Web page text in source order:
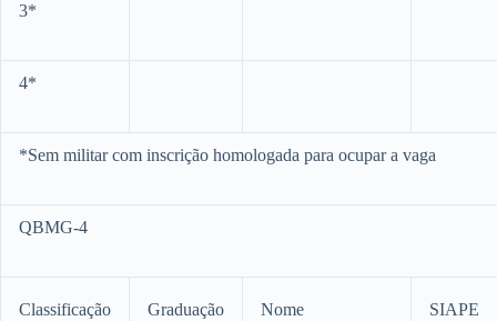
3*
4*
*Sem militar com inscrição homologada para ocupar a vaga
QBMG-4
Classificação Graduação Nome SIAPE